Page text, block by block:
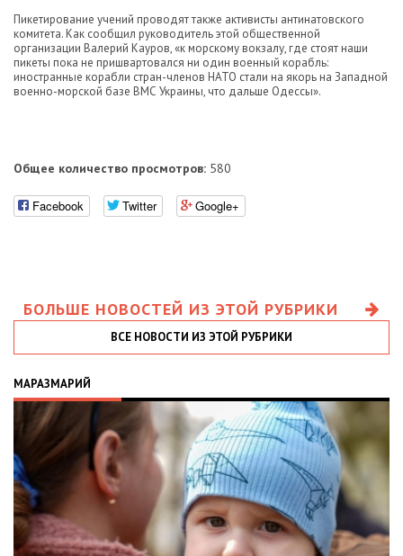
Пикетирование учений проводят также активисты антинатовского
комитета. Как сообщил руководитель этой общественной
организации Валерий Кауров, «к морскому вокзалу, где стоят наши
пикеты пока не пришвартовался ни один военный корабль:
иностранные корабли стран-членов НАТО стали на якорь на Западной
военно-морской базе ВМС Украины, что дальше Одессы».
Общее количество просмотров: 580
Facebook Twitter Google+
БОЛЬШЕ НОВОСТЕЙ ИЗ ЭТОЙ РУБРИКИ
ВСЕ НОВОСТИ ИЗ ЭТОЙ РУБРИКИ
МАРАЗМАРИЙ